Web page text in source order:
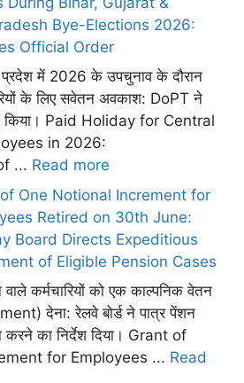
Bye-Elections 2026:
Official Order
प्रदेश में 2026 के उपचुनाव के दौरान
के लिए सवेतन अवकाश: DoPT ने
किया। Paid Holiday for Central
in 2026:
... Read more
One Notional Increment for
Retired on 30th June:
Board Directs Expeditious
of Eligible Pension Cases
कर्मचारियों को एक काल्पनिक वेतन
देना: रेलवे बोर्ड ने पात्र पेंशन
करने का निर्देश दिया। Grant of
for Employees ... Read